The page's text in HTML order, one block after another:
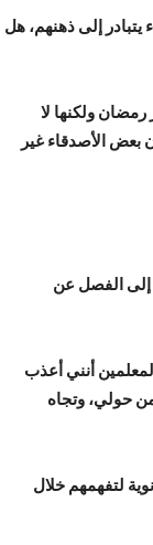
يتبادر إلى ذهنهم، هل
رمضان ولكنها لا
بعض الأصدقاء غير
إلى الفصل عن
أنني أعذب
حولي، وتجاه
الثانوية لتفهمهم خلال